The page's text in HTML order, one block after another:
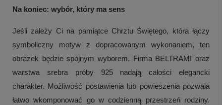
Na koniec: wybór, który ma sens
Jeśli zależy Ci na pamiątce Chrztu Świętego, która łączy
symboliczny motyw z dopracowanym wykonaniem, ten
obrazek będzie spójnym wyborem. Firma BELTRAMI oraz
warstwa srebra próby 925 nadają całości elegancki
charakter. Możliwość postawienia lub powieszenia pozwala
łatwo wkomponować go w codzienną przestrzeń rodziny.